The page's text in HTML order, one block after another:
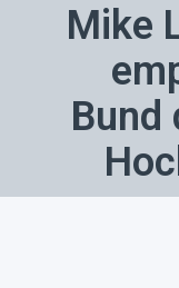
Mike
Bund